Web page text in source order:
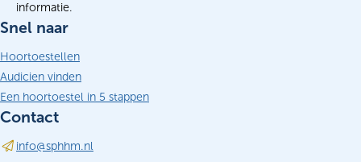
informatie.
Snel naar
Hoortoestellen
Audicien vinden
Een hoortoestel in 5 stappen
Contact
info@sphhm.nl